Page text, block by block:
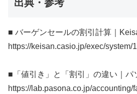
出典・参考
■ バーゲンセールの割引計算｜
https://keisan.casio.jp/exec/system/
■「値引き」と「割引」の違い｜パ
https://lab.pasona.co.jp/accounting/